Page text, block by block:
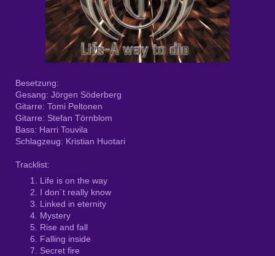
Besetzung:
Gesang: Jörgen Söderberg
Gitarre: Tomi Peltonen
Gitarre: Stefan Törnblom
Bass: Harri Touvila
Schlagzeug: Kristian Huotari
Tracklist:
Life is on the way
I don´t really know
Linked in eternity
Mystery
Rise and fall
Falling inside
Secret fire